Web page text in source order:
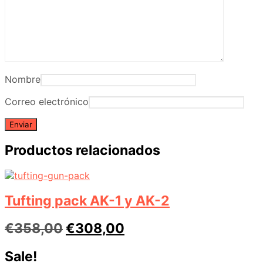
Nombre
Correo electrónico
Productos relacionados
Tufting pack AK-1 y AK-2
€358,00El
€308,00
Sale!